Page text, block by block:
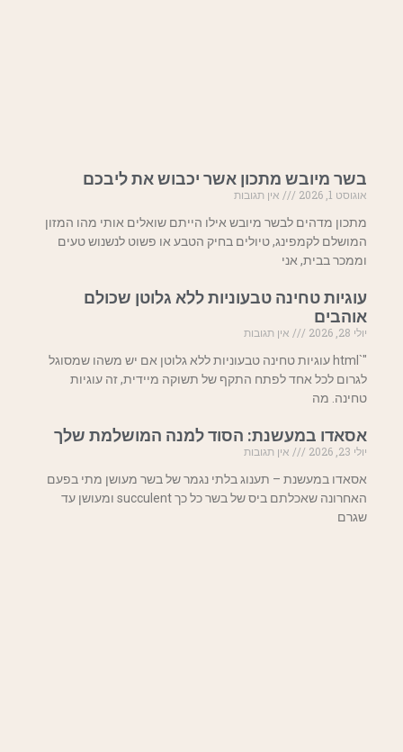
בשר מיובש מתכון אשר יכבוש את ליבכם
אוגוסט 1, 2026
אין תגובות
מתכון מדהים לבשר מיובש אילו הייתם שואלים אותי מהו המזון
המושלם לקמפינג, טיולים בחיק הטבע או פשוט לנשנוש טעים
וממכר בבית, אני
עוגיות טחינה טבעוניות ללא גלוטן שכולם
אוהבים
יולי 28, 2026
אין תגובות
"`html עוגיות טחינה טבעוניות ללא גלוטן אם יש משהו שמסוגל
לגרום לכל אחד לפתח התקף של תשוקה מיידית, זה עוגיות
טחינה. מה
אסאדו במעשנת: הסוד למנה המושלמת שלך
יולי 23, 2026
אין תגובות
אסאדו במעשנת – תענוג בלתי נגמר של בשר מעושן מתי בפעם
האחרונה שאכלתם ביס של בשר כל כך succulent ומעושן עד
שגרם